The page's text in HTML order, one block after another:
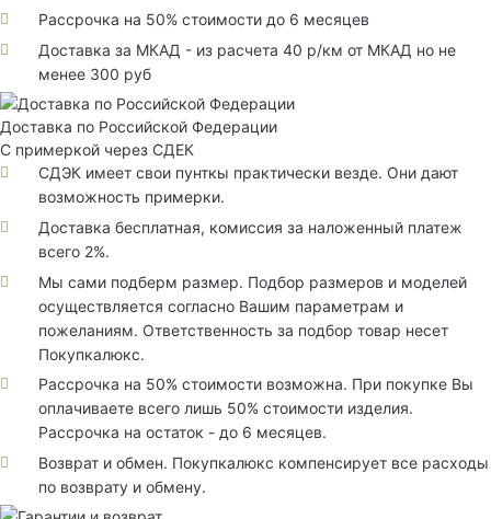
Рассрочка на 50% стоимости до 6 месяцев
Доставка за МКАД - из расчета 40 р/км от МКАД но не
менее 300 руб
Доставка по Российской Федерации
С примеркой через СДЕК
СДЭК имеет свои пунткы практически везде. Они дают
возможность примерки.
Доставка бесплатная, комиссия за наложенный платеж
всего 2%.
Мы сами подберм размер. Подбор размеров и моделей
осуществляется согласно Вашим параметрам и
пожеланиям. Ответственность за подбор товар несет
Покупкалюкс.
Рассрочка на 50% стоимости возможна. При покупке Вы
оплачиваете всего лишь 50% стоимости изделия.
Рассрочка на остаток - до 6 месяцев.
Возврат и обмен. Покупкалюкс компенсирует все расходы
по возврату и обмену.